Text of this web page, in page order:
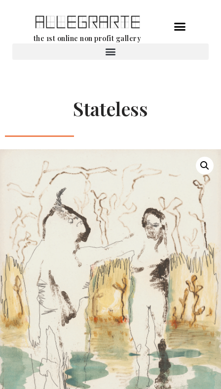
the 1st online non profit gallery
Stateless